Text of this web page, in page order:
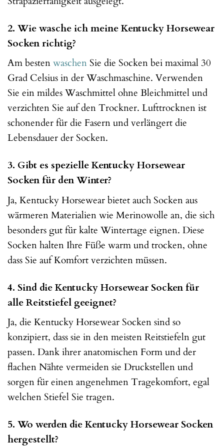
2. Wie wasche ich meine Kentucky Horsewear
Socken richtig?
Am bestenwaschenSie die Socken bei maximal 30
Grad Celsius in der Waschmaschine. Verwenden
Sie ein mildes Waschmittel ohne Bleichmittel und
verzichten Sie auf den Trockner. Lufttrocknen ist
schonender für die Fasern und verlängert die
Lebensdauer der Socken.
3. Gibt es spezielle Kentucky Horsewear
Socken für den Winter?
Ja, Kentucky Horsewear bietet auch Socken aus
wärmeren Materialien wie Merinowolle an, die sich
besonders gut für kalte Wintertage eignen. Diese
Socken halten Ihre Füße warm und trocken, ohne
dass Sie auf Komfort verzichten müssen.
4. Sind die Kentucky Horsewear Socken für
alle Reitstiefel geeignet?
Ja, die Kentucky Horsewear Socken sind so
konzipiert, dass sie in den meisten Reitstiefeln gut
passen. Dank ihrer anatomischen Form und der
flachen Nähte vermeiden sie Druckstellen und
sorgen für einen angenehmen Tragekomfort, egal
welchen Stiefel Sie tragen.
5. Wo werden die Kentucky Horsewear Socken
hergestellt?